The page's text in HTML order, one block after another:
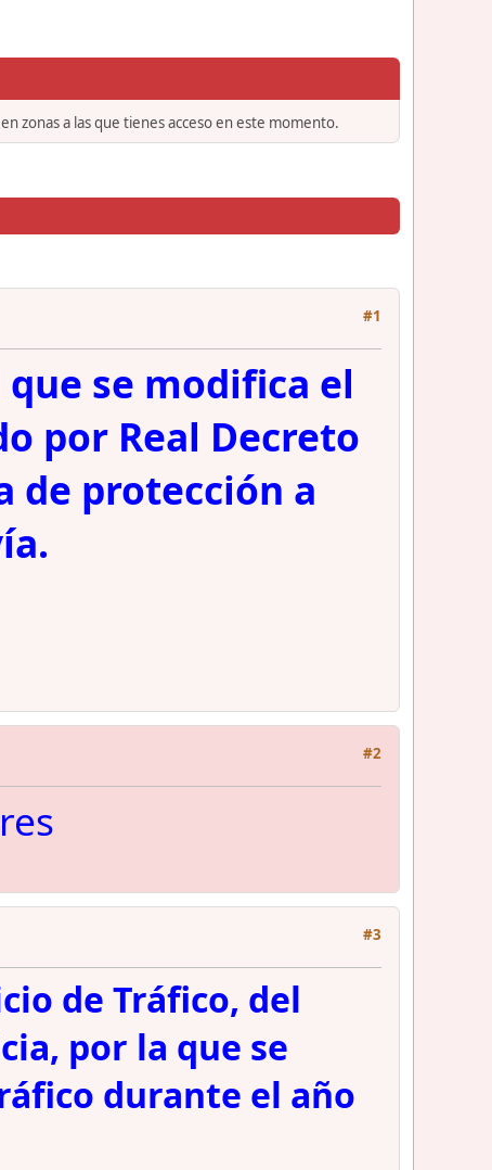
zonas a las que tienes acceso en este momento.
#1
se modifica el
por Real Decreto
de protección a
#2
#3
de Tráfico, del
por la que se
durante el año